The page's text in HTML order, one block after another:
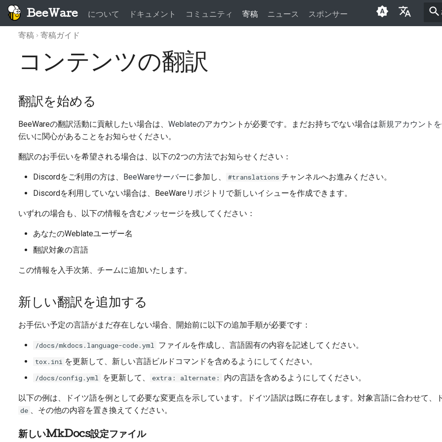
BeeWare について ドキュメント コミュニティ 寄稿 ニュース スポンサー
Français
中文(简体)
寄稿 寄稿ガイド
コンテンツの翻訳
翻訳を始める
BeeWareの翻訳活動に貢献したい場合は、 Weblateのアカウントが必要です。まだお持ちでない場合は新規アカウント
伝いに関心があることをお知らせください。
翻訳のお手伝いを希望される場合は、以下の2つの方法でお知らせください：
Discordをご利用の方は、 BeeWareサーバーに参加し、 #translations チャンネルへお進みください。
Discordを利用していない場合は、BeeWareリポジトリで新しいイシューを作成できます。
いずれの場合も、以下の情報を含むメッセージを残してください：
あなたのWeblateユーザー名
翻訳対象の言語
この情報を入手次第、チームに追加いたします。
新しい翻訳を追加する
お手伝い予定の言語がまだ存在しない場合、開始前に以下の追加手順が必要です：
/docs/mkdocs.language-code.yml ファイルを作成し、言語固有の内容を記述してください。
tox.ini を更新して、新しい言語ビルドコマンドを含めるようにしてください。
/docs/config.yml を更新して、 extra: alternate: 内の言語を含めるようにしてください。
以下の例は、ドイツ語を例として必要な変更点を示しています。ドイツ語訳は既に存在します。対象言語に合わせて、
de 、その他の内容を置き換えてください。
新しいMkDocs設定ファイル